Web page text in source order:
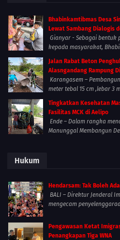
Bhabinkamtibmas Desa
Lewat Sambang Dialogis
Gianyar - Sebagai bentuk
kepada masyarakat,
Jalan Rabat Beton
Alasngandang Rampung
Karangasem –
meter tebal 15 cm ,lebar 3
Tingkatkan Kesehatan
Fasilitas MCK di Aelipo
Ende – Dalam rangka
Manunggal Membangun
Hukum
Hendarsam: Tak Boleh
BALI – Direktur Jenderal
mengecam
Pengawasan Ketat
Penangkapan Tiga WNA